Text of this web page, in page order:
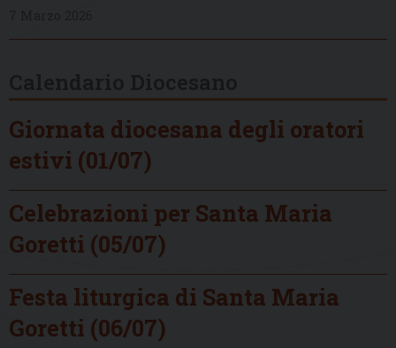
Giornata diocesana degli oratori
estivi (01/07)
Celebrazioni per Santa Maria
Goretti (05/07)
Festa liturgica di Santa Maria
Goretti (06/07)